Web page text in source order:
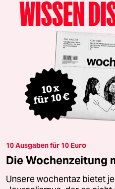
10 Ausgaben für 10 Euro
Die Wochenzeitung
Unsere wochentaz bietet